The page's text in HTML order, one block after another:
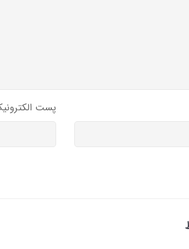
پست